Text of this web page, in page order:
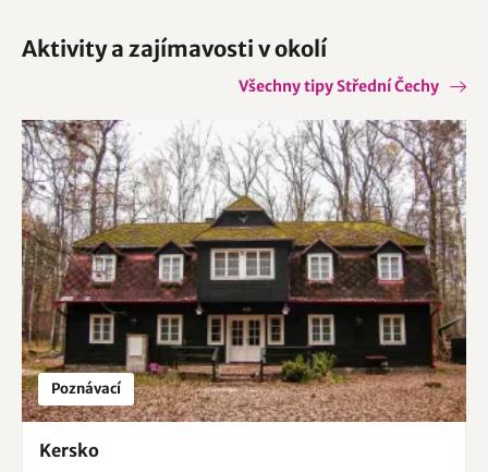
Aktivity a zajímavosti v okolí
Všechny tipy Střední Čechy
Poznávací
Kersko